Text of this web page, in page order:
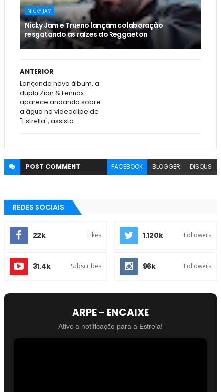
NICKY JAM
Nicky Jam e Trueno lançam colaboração
resgatando as raízes do Reggaeton
ANTERIOR
Lançando novo álbum, a
dupla Zion & Lennox
aparece andando sobre
a água no videoclipe de
"Estrella", assista:
POST COMMENT FACEBOOK BLOGGER DISQUS
REDES SOCIAIS
22k Likes 1.120k Followers
31.4k Subscribes 96k Followers
ARPE - ENCAIXE
Ative a notificação para a Estreia!